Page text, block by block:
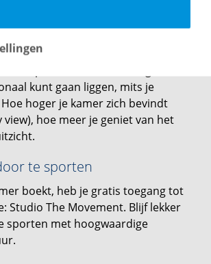
Bossche hotel
van comfort komt je tegemoet zodra
kunt gaan liggen, mits je
hoger je kamer zich bevindt
hoe meer je geniet van het
te sporten
boekt, heb je gratis toegang tot
Studio The Movement. Blijf lekker
sporten met hoogwaardige